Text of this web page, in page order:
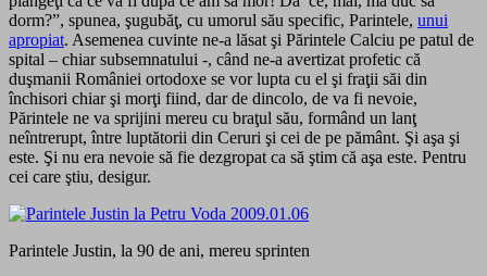
dorm?”, spunea, şugubăţ, cu umorul său specific, Parintele, unui
apropiat. Asemenea cuvinte ne-a lăsat şi Părintele Calciu pe patul de
spital – chiar subsemnatului -, când ne-a avertizat profetic că
duşmanii României ortodoxe se vor lupta cu el şi fraţii săi din
închisori chiar şi morţi fiind, dar de dincolo, de va fi nevoie,
Părintele ne va sprijini mereu cu braţul său, formând un lanţ
neîntrerupt, între luptătorii din Ceruri şi cei de pe pământ. Şi aşa şi
este. Şi nu era nevoie să fie dezgropat ca să ştim că aşa este. Pentru
cei care ştiu, desigur.
Parintele Justin, la 90 de ani, mereu sprinten